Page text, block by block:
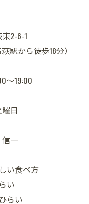
2-6-1
駅から徒歩18分）
～19:00
曜日
信一
い食べ方
い
らい